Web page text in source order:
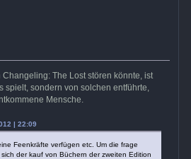
The Lost stören könnte, ist
spielt, sondern von solchen entführte,
Mensche.
| 22:09
Feenkräfte verfügen etc. Um die frage
der kauf von Büchern der zweiten Edition